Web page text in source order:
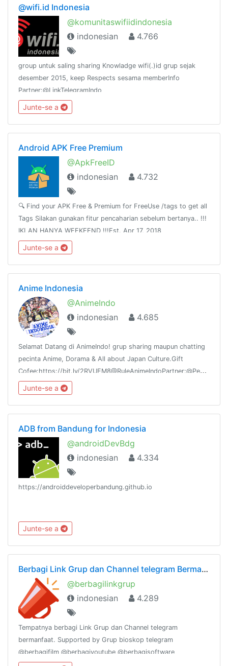
@wifi.id Indonesia
@komunitaswifiidindonesia
indonesian
4.766
group untuk saling sharing Knowladge wifi(.)id grup sejak
desember 2015, keep Respects sesama memberInfo
Partner:@LinkTelegramIndo
Junte-se a
Android APK Free Premium
@ApkFreeID
indonesian
4.732
🔍 Find your APK Free & Premium for FreeUse /tags to get all
Tags Silakan gunakan fitur pencaharian sebelum bertanya.. !!!
IKLAN HANYA WEEKEEND !!!Est. Apr 17, 2018
Junte-se a
Anime Indonesia
@AnimeIndo
indonesian
4.685
Selamat Datang di AnimeIndo! grup sharing maupun chatting
pecinta Anime, Dorama & All about Japan Culture.Gift
Cofee:https://bit.ly/2RVUFM8@RuleAnimeIndoPartner:@PecintaSholawat@AndroidSensei@KawaiiSticker@KoLenJI_Sekai
Junte-se a
ADB from Bandung for Indonesia
@androidDevBdg
indonesian
4.334
https://androiddeveloperbandung.github.io
Junte-se a
Berbagi Link Grup dan Channel telegram Bermanfaat
@berbagilinkgrup
indonesian
4.289
Tempatnya berbagi Link Grup dan Channel telegram
bermanfaat. Supported by Grup bioskop telegram
@berbagifilm @berbagiyoutube @berbagisoftware